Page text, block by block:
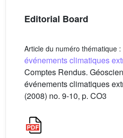
Editorial Board
Article du numéro thématique :
événements climatiques
Comptes Rendus.
événements climatiques
(2008) no. 9-10, p. CO3